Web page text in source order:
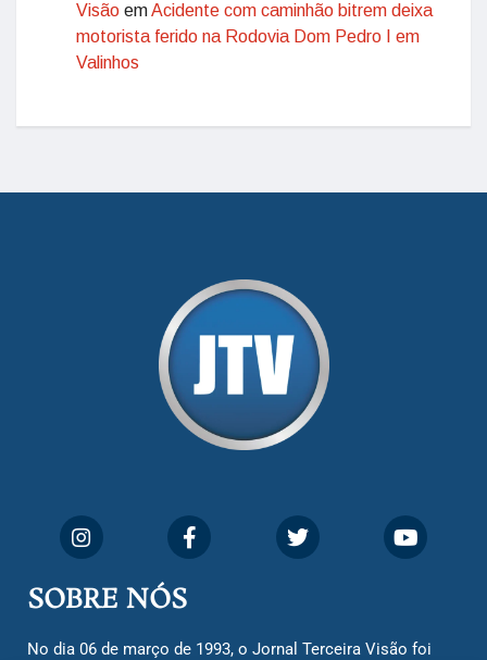
Visão emAcidente com caminhão bitrem deixa
motorista ferido na Rodovia Dom Pedro I em
Valinhos
SOBRE NÓS
No dia 06 de março de 1993, o Jornal Terceira Visão foi